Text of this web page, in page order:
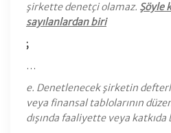
şirkette denetçi olamaz. Şöyle
sayılanlardan biri
;
…
e. Denetlenecek şirketin
veya finansal tablolarının
dışında faaliyette veya